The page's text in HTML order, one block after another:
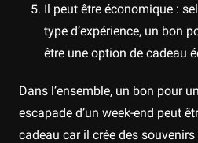
Il peut être économique :
type d’expérience, un bon
être une option de cadeau
Dans l’ensemble, un bon pour
escapade d’un week-end peut
cadeau car il crée des